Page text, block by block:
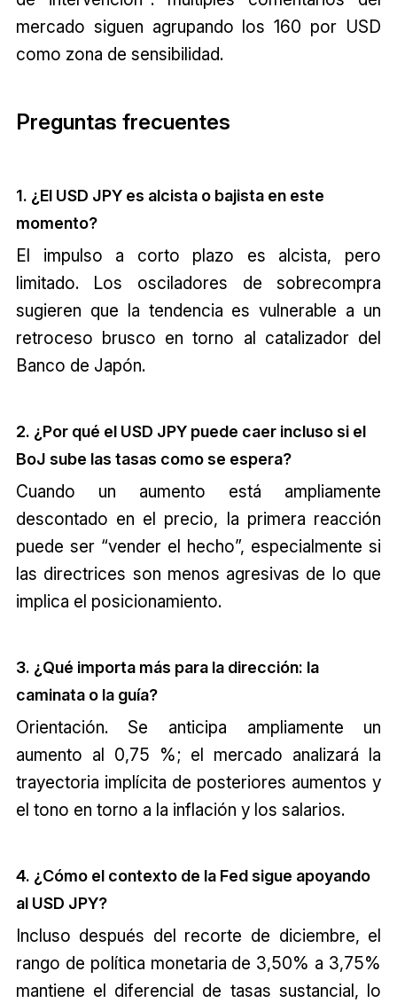
mercado siguen agrupando los 160 por USD
como zona de sensibilidad.
Preguntas frecuentes
1. ¿El USD JPY es alcista o bajista en este
momento?
El impulso a corto plazo es alcista, pero
limitado. Los osciladores de sobrecompra
sugieren que la tendencia es vulnerable a un
retroceso brusco en torno al catalizador del
Banco de Japón.
2. ¿Por qué el USD JPY puede caer incluso si el
BoJ sube las tasas como se espera?
Cuando un aumento está ampliamente
descontado en el precio, la primera reacción
puede ser “vender el hecho”, especialmente si
las directrices son menos agresivas de lo que
implica el posicionamiento.
3. ¿Qué importa más para la dirección: la
caminata o la guía?
Orientación. Se anticipa ampliamente un
aumento al 0,75 %; el mercado analizará la
trayectoria implícita de posteriores aumentos y
el tono en torno a la inflación y los salarios.
4. ¿Cómo el contexto de la Fed sigue apoyando
al USD JPY?
Incluso después del recorte de diciembre, el
rango de política monetaria de 3,50% a 3,75%
mantiene el diferencial de tasas sustancial, lo